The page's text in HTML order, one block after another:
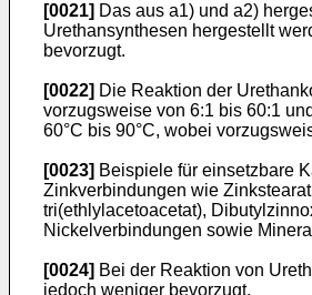
[0021] Das aus a1) und a2)
Urethansynthesen hergestellt
bevorzugt.
[0022] Die Reaktion der
vorzugsweise von 6:1 bis 60:1
60°C bis 90°C, wobei
[0023] Beispiele für einsetzbare
Zinkverbindungen wie
tri(ethlylacetoacetat),
Nickelverbindungen sowie
[0024] Bei der Reaktion von
jedoch weniger bevorzugt.